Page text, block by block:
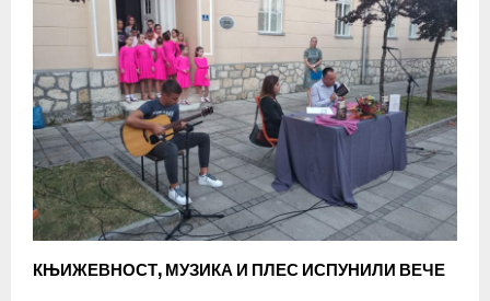
КЊИЖЕВНОСТ, МУЗИКА И ПЛЕС ИСПУНИЛИ ВЕЧЕ